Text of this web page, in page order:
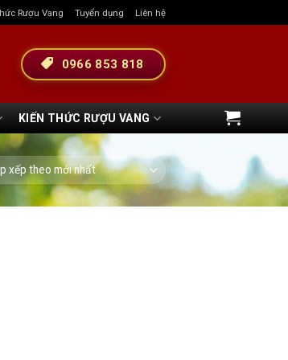
Rượu Vang Tuyển dụng Liên hệ
0966 853 818
KIẾN THỨC RƯỢU VANG